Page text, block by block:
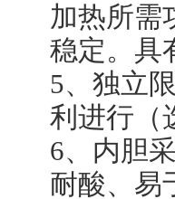
加热所需
稳定。具
5、独立
利进行（
6、内胆
耐酸、易